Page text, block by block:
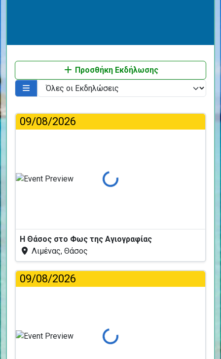
Προσθήκη Εκδήλωσης
09/08/2026
Φόρτωση...
Η Θάσος στο Φως της Αγιογραφίας
Λιμένας, Θάσος
09/08/2026
Φόρτωση...